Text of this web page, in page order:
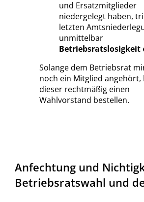
und Ersatzmitglieder
niedergelegt haben,
letzten
unmittelbar
Betriebsratslosigkeit
Solange dem Betriebsrat
noch ein Mitglied angehört,
dieser rechtmäßig einen
Wahlvorstand bestellen.
Anfechtung und
Betriebsratswahl und